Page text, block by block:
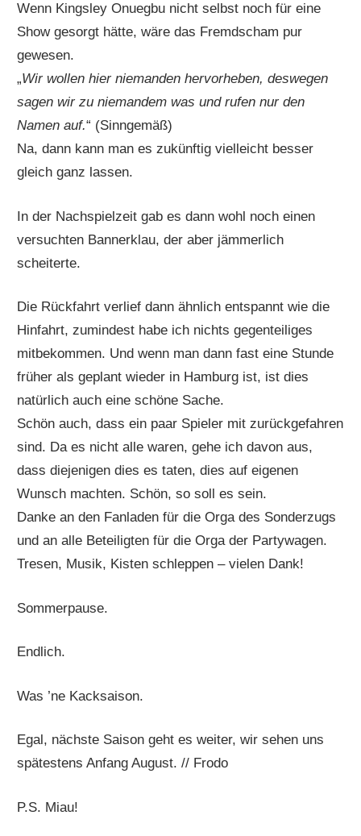
Wenn Kingsley Onuegbu nicht selbst noch für eine
Show gesorgt hätte, wäre das Fremdscham pur
gewesen.
„Wir wollen hier niemanden hervorheben, deswegen
sagen wir zu niemandem was und rufen nur den
Namen auf.“ (Sinngemäß)
Na, dann kann man es zukünftig vielleicht besser
gleich ganz lassen.
In der Nachspielzeit gab es dann wohl noch einen
versuchten Bannerklau, der aber jämmerlich
scheiterte.
Die Rückfahrt verlief dann ähnlich entspannt wie die
Hinfahrt, zumindest habe ich nichts gegenteiliges
mitbekommen. Und wenn man dann fast eine Stunde
früher als geplant wieder in Hamburg ist, ist dies
natürlich auch eine schöne Sache.
Schön auch, dass ein paar Spieler mit zurückgefahren
sind. Da es nicht alle waren, gehe ich davon aus,
dass diejenigen dies es taten, dies auf eigenen
Wunsch machten. Schön, so soll es sein.
Danke an den Fanladen für die Orga des Sonderzugs
und an alle Beteiligten für die Orga der Partywagen.
Tresen, Musik, Kisten schleppen – vielen Dank!
Sommerpause.
Endlich.
Was ’ne Kacksaison.
Egal, nächste Saison geht es weiter, wir sehen uns
spätestens Anfang August. // Frodo
P.S. Miau!